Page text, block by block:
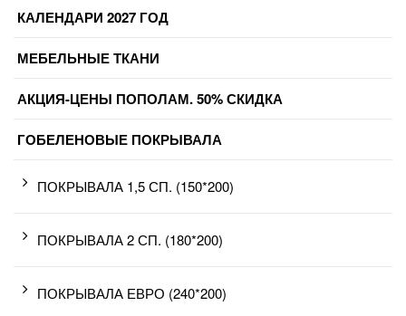
КАЛЕНДАРИ 2027 ГОД
МЕБЕЛЬНЫЕ ТКАНИ
АКЦИЯ-ЦЕНЫ ПОПОЛАМ. 50% СКИДКА
ГОБЕЛЕНОВЫЕ ПОКРЫВАЛА
ПОКРЫВАЛА 1,5 СП. (150*200)
ПОКРЫВАЛА 2 СП. (180*200)
ПОКРЫВАЛА ЕВРО (240*200)